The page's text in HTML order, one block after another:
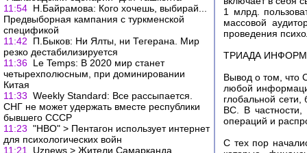
11:54 Н.Байрамова: Кого хочешь, выбирай...
Предвыборная кампания с туркменской
спецификой
11:42
П.Быков: Ни Ялты, ни Тегерана. Мир
резко дестабилизируется
11:36 Le Temps: В 2020 мир станет
четырехполюсным, при доминировании
Китая
11:33 Weekly Standard: Все рассыпается.
СНГ не может удержать вместе республики
бывшего СССР
11:23 "НВО" > Пентагон использует интернет
для психологических войн
11:21
Uznews > Жители Самарканда
1 млрд.
массовой
проведения
ТРИАДА
Вывод о том, что
любой
глобальной
ВС. В частности,
операций и
С тех пор